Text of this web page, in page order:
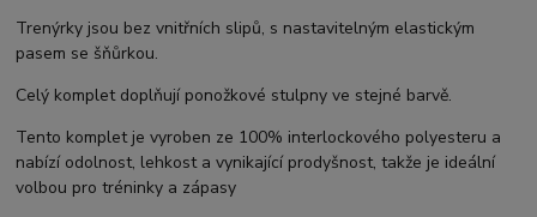
Trenýrky jsou bez vnitřních slipů, s nastavitelným elastickým
pasem se šňůrkou.
Celý komplet doplňují ponožkové stulpny ve stejné barvě.
Tento komplet je vyroben ze 100% interlockového polyesteru a
nabízí odolnost, lehkost a vynikající prodyšnost, takže je ideální
volbou pro tréninky a zápasy